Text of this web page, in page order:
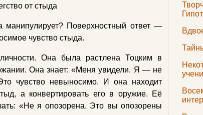
от стыда
манипулирует? Поверхностный ответ —
чувство стыда.
Она была растлена Тоцким в
Она знает: «Меня увидели. Я — не
чувство невыносимо. И она находит
а конвертировать его в оружие. Её
«Не я опозорена. Это вы опозорены